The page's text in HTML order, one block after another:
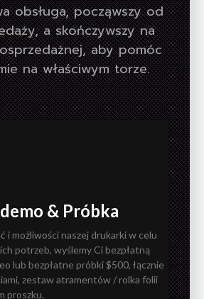
obsługa, począwszy od
a skończywszy na
aby pomóc
na właściwym torze.
& Próbka
i możliwości naszej drukarki w celu
potrzeb, wyślemy Ci bezpłatną
lub bezpłatne próbki $500, łącznie
zestaw atramentów / rolka folii
proszku.
& Próbka
i możliwości naszej
zaspokojenia Twoich
Ci bezpłatną
wideo lub bezpłatne